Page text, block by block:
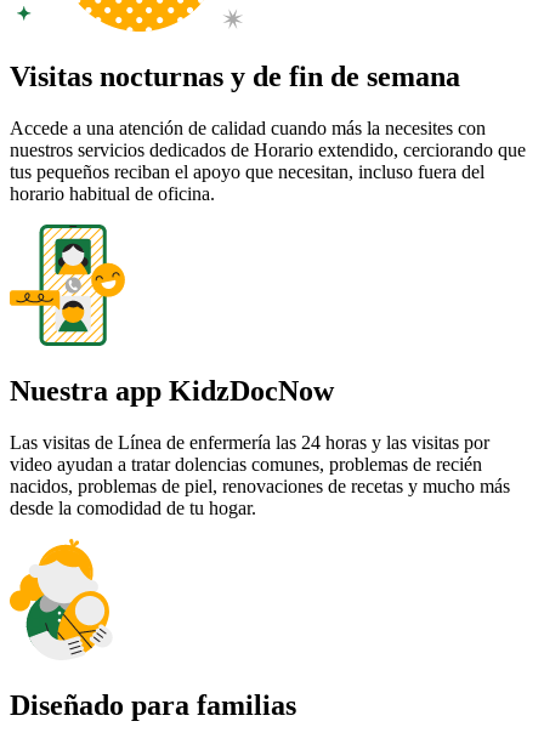
Visitas nocturnas y de fin de semana
Accede a una atención de calidad cuando más la necesites con
nuestros servicios dedicados de Horario extendido, cerciorando que
tus pequeños reciban el apoyo que necesitan, incluso fuera del
horario habitual de oficina.
Nuestra app KidzDocNow
Las visitas de Línea de enfermería las 24 horas y las visitas por
video ayudan a tratar dolencias comunes, problemas de recién
nacidos, problemas de piel, renovaciones de recetas y mucho más
desde la comodidad de tu hogar.
Diseñado para familias